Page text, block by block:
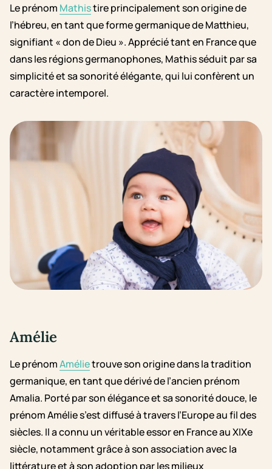
Le prénom Mathistire principalement son origine de
l’hébreu, en tant que forme germanique de Matthieu,
signifiant « don de Dieu ». Apprécié tant en France que
dans les régions germanophones, Mathis séduit par sa
simplicité et sa sonorité élégante, qui lui confèrent un
caractère intemporel.
Amélie
Le prénomAmélietrouve son origine dans la tradition
germanique, en tant que dérivé de l’ancien prénom
Amalia. Porté par son élégance et sa sonorité douce, le
prénom Amélie s’est diffusé à travers l’Europe au fil des
siècles. Il a connu un véritable essor en France au XIXe
siècle, notamment grâce à son association avec la
littérature et à son adoption par les milieux